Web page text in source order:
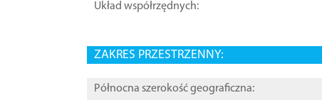
Układ współrzędnych:
ZAKRES PRZESTRZENNY:
Północna szerokość geograficzna: